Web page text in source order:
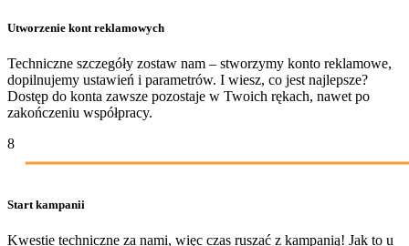
Utworzenie kont reklamowych
Techniczne szczegóły zostaw nam – stworzymy konto reklamowe,
dopilnujemy ustawień i parametrów. I wiesz, co jest najlepsze?
Dostęp do konta zawsze pozostaje w Twoich rękach, nawet po
zakończeniu współpracy.
8
Start kampanii
Kwestie techniczne za nami, więc czas ruszać z kampanią! Jak to u